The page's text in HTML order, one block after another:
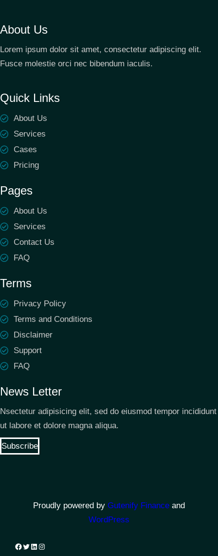
About Us
Lorem ipsum dolor sit amet, consectetur adipiscing elit.
Fusce molestie orci nec bibendum iaculis.
Quick Links
About Us
Services
Cases
Pricing
Pages
About Us
Services
Contact Us
FAQ
Terms
Privacy Policy
Terms and Conditions
Disclaimer
Support
FAQ
News Letter
Nsectetur adipisicing elit, sed do eiusmod tempor incididunt
ut labore et dolore magna aliqua.
Subscribe
Proudly powered by Gutenify Finance and
WordPress
Facebook
Twitter
LinkedIn
Instagram